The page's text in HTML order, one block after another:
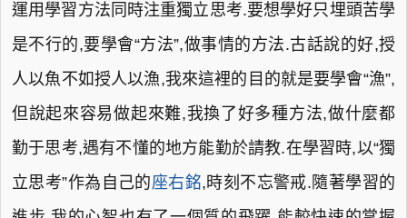
運用學習方法同時注重獨立思考.要想學好只埋頭苦學
是不行的,要學會“方法”,做事情的方法.古話說的好,授
人以魚不如授人以漁,我來這裡的目的就是要學會“漁”,
但說起來容易做起來難,我換了好多種方法,做什麼都
勤于思考,遇有不懂的地方能勤於請教.在學習時,以“獨
立思考”作為自己的座右銘,時刻不忘警戒.隨著學習的